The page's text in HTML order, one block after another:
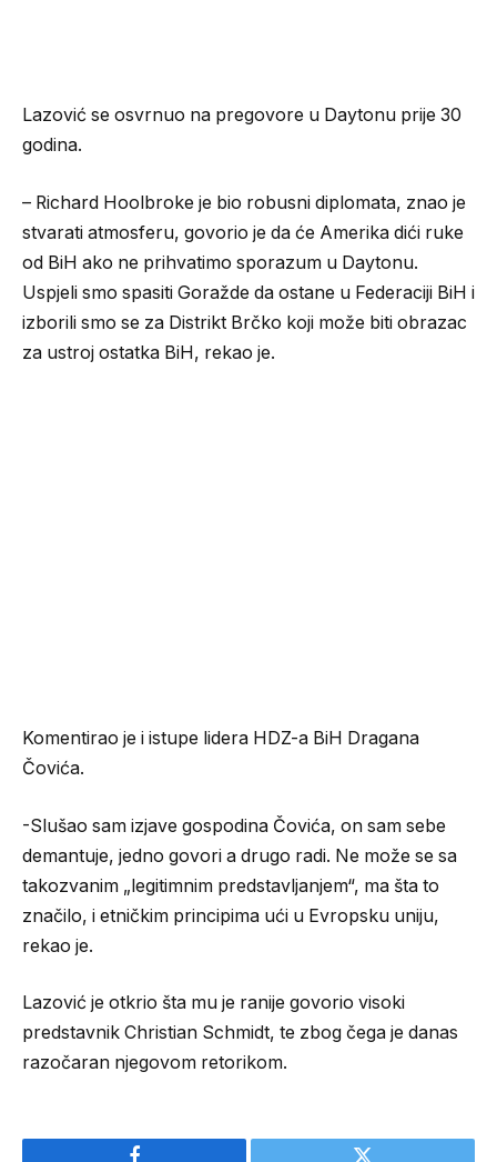
Lazović se osvrnuo na pregovore u Daytonu prije 30
godina.
– Richard Hoolbroke je bio robusni diplomata, znao je
stvarati atmosferu, govorio je da će Amerika dići ruke
od BiH ako ne prihvatimo sporazum u Daytonu.
Uspjeli smo spasiti Goražde da ostane u Federaciji BiH i
izborili smo se za Distrikt Brčko koji može biti obrazac
za ustroj ostatka BiH, rekao je.
Komentirao je i istupe lidera HDZ-a BiH Dragana
Čovića.
-Slušao sam izjave gospodina Čovića, on sam sebe
demantuje, jedno govori a drugo radi. Ne može se sa
takozvanim „legitimnim predstavljanjem“, ma šta to
značilo, i etničkim principima ući u Evropsku uniju,
rekao je.
Lazović je otkrio šta mu je ranije govorio visoki
predstavnik Christian Schmidt, te zbog čega je danas
razočaran njegovom retorikom.